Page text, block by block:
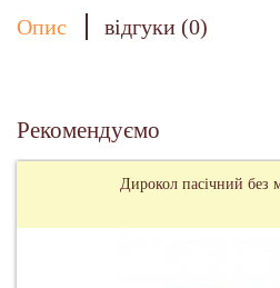
Опис відгуки (0)
Рекомендуємо
Дирокол пасічний без